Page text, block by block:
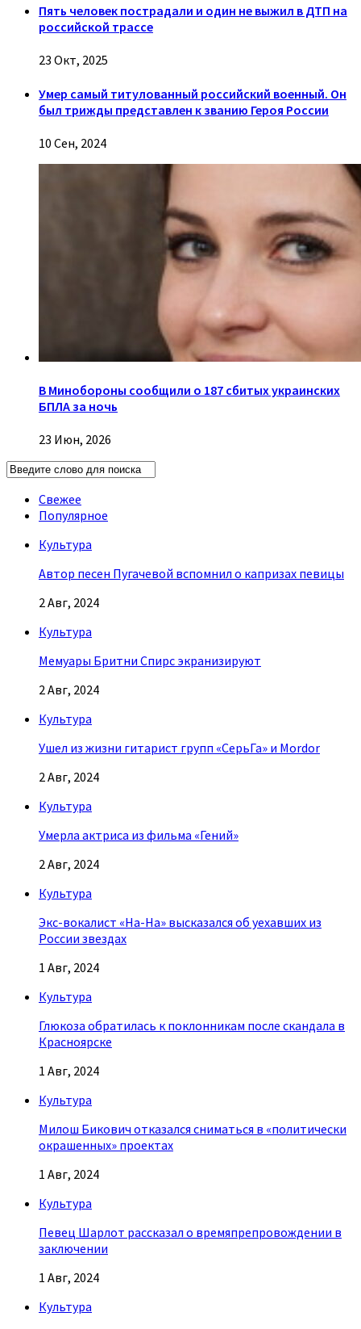
Пять человек пострадали и один не выжил в ДТП на
российской трассе
23 Окт, 2025
Умер самый титулованный российский военный. Он
был трижды представлен к званию Героя России
10 Сен, 2024
В Минобороны сообщили о 187 сбитых украинских
БПЛА за ночь
23 Июн, 2026
Свежее
Популярное
Культура
Автор песен Пугачевой вспомнил о капризах певицы
2 Авг, 2024
Культура
Мемуары Бритни Спирс экранизируют
2 Авг, 2024
Культура
Ушел из жизни гитарист групп «СерьГа» и Mordor
2 Авг, 2024
Культура
Умерла актриса из фильма «Гений»
2 Авг, 2024
Культура
Экс-вокалист «На-На» высказался об уехавших из
России звездах
1 Авг, 2024
Культура
Глюкоза обратилась к поклонникам после скандала в
Красноярске
1 Авг, 2024
Культура
Милош Бикович отказался сниматься в «политически
окрашенных» проектах
1 Авг, 2024
Культура
Певец Шарлот рассказал о времяпрепровождении в
заключении
1 Авг, 2024
Культура